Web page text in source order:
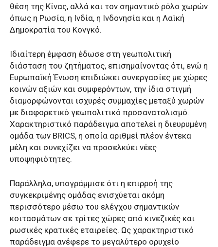
θέση της Κίνας, αλλά και τον σημαντικό ρόλο χωρών
όπως η Ρωσία, η Ινδία, η Ινδονησία και η Λαϊκή
Δημοκρατία του Κονγκό.
Ιδιαίτερη έμφαση έδωσε στη γεωπολιτική
διάσταση του ζητήματος, επισημαίνοντας ότι, ενώ η
Ευρωπαϊκή Ένωση επιδιώκει συνεργασίες με χώρες
κοινών αξιών και συμφερόντων, την ίδια στιγμή
διαμορφώνονται ισχυρές συμμαχίες μεταξύ χωρών
με διαφορετικό γεωπολιτικό προσανατολισμό.
Χαρακτηριστικό παράδειγμα αποτελεί η διευρυμένη
ομάδα των BRICS, η οποία αριθμεί πλέον έντεκα
μέλη και συνεχίζει να προσελκύει νέες
υποψηφιότητες.
Παράλληλα, υπογράμμισε ότι η επιρροή της
συγκεκριμένης ομάδας ενισχύεται ακόμη
περισσότερο μέσω του ελέγχου σημαντικών
κοιτασμάτων σε τρίτες χώρες από κινεζικές και
ρωσικές κρατικές εταιρείες. Ως χαρακτηριστικό
παράδειγμα ανέφερε το μεγαλύτερο ορυχείο